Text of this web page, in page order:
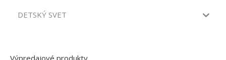
DETSKÝ SVET
Výpredajové produkty